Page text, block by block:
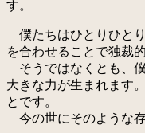
す。
僕たちはひとりひと
を合わせることで独裁
そうではなくとも、
大きな力が生まれます
とです。
今の世にそのような存